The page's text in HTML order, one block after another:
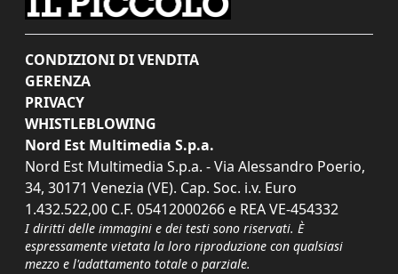
CONDIZIONI DI VENDITA
GERENZA
PRIVACY
WHISTLEBLOWING
Nord Est Multimedia S.p.a.
Nord Est Multimedia S.p.a. - Via Alessandro Poerio,
34, 30171 Venezia (VE). Cap. Soc. i.v. Euro
1.432.522,00 C.F. 05412000266 e REA VE-454332
I diritti delle immagini e dei testi sono riservati. È
espressamente vietata la loro riproduzione con qualsiasi
mezzo e l'adattamento totale o parziale.